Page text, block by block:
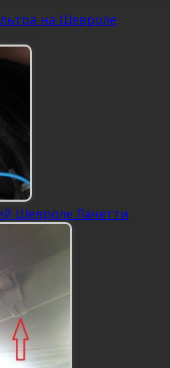
на Шевроле
Шевроле Лачетти